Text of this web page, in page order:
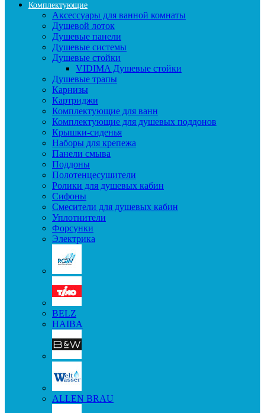
Комплектующие
Аксессуары для ванной комнаты
Душевой лоток
Душевые панели
Душевые системы
Душевые стойки
VIDIMA Душевые стойки
Душевые трапы
Карнизы
Картриджи
Комплектующие для ванн
Комплектующие для душевых поддонов
Крышки-сиденья
Наборы для крепежа
Панели смыва
Поддоны
Полотенцесушители
Ролики для душевых кабин
Сифоны
Смесители для душевых кабин
Уплотнители
Форсунки
Электрика
BELZ
HAIBA
ALLEN BRAU